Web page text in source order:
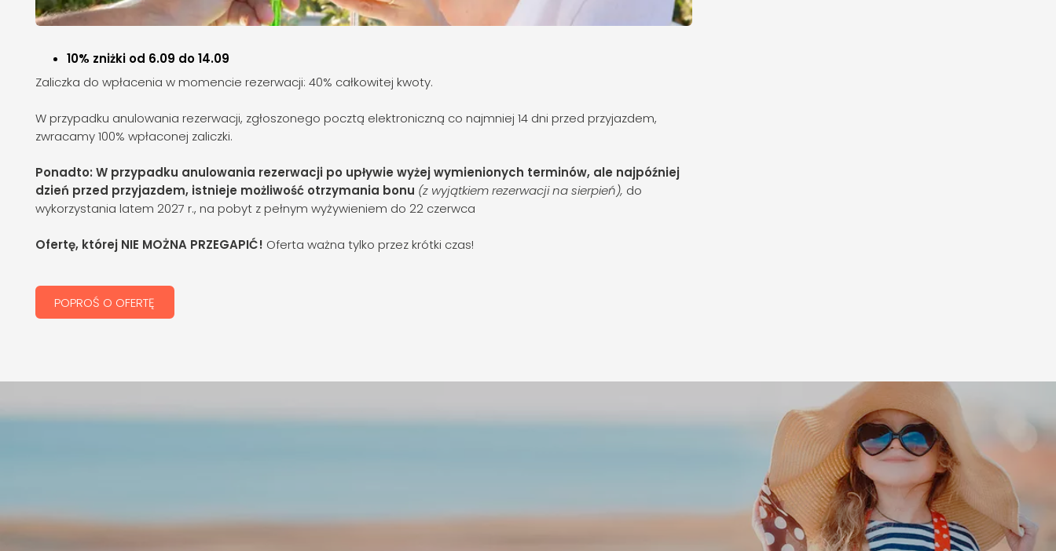
10% zniżki od 6.09 do 14.09
Zaliczka do wpłacenia w momencie rezerwacji: 40% całkowitej kwoty.
W przypadku anulowania rezerwacji, zgłoszonego pocztą elektroniczną co najmniej 14 dni przed przyjazdem,
zwracamy 100% wpłaconej zaliczki.
Ponadto: W przypadku anulowania rezerwacji po upływie wyżej wymienionych terminów, ale najpóźniej
dzień przed przyjazdem, istnieje możliwość otrzymania bonu (z wyjątkiem rezerwacji na sierpień), do
wykorzystania latem 2027 r., na pobyt z pełnym wyżywieniem do 22 czerwca
Ofertę, której NIE MOŻNA PRZEGAPIĆ! Oferta ważna tylko przez krótki czas!
POPROŚ O OFERTĘ